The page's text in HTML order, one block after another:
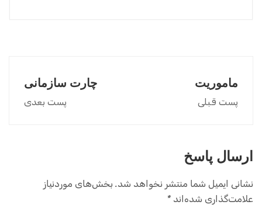
ماموریت
پست قبلی
چارت سازمانی
پست بعدی
ارسال پاسخ
نشانی ایمیل شما منتشر نخواهد شد. بخش‌های موردنیاز
علامت‌گذاری شده‌اند *